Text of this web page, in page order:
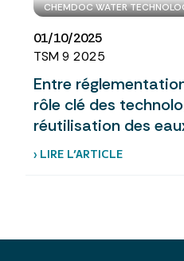
CHEMDOC WATER
01/10/2025
TSM 9 2025
Entre
rôle clé des
réutilisation des
› LIRE L’ARTICLE